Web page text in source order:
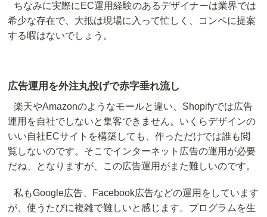
ちなみに実際にEC運用経験のあるデザイナーは業界では
希少な存在で、大抵は現場に入って忙しく、コンペに提案
する暇はないでしょう。
広告運用を外注丸投げで赤字垂れ流し
楽天やAmazonのようなモールと違い、Shopifyでは広告
運用を自社でしないと集客できません。いくらデザインの
いい自社ECサイトを構築しても、作っただけでは誰も閲
覧しないのです。そこでインターネット広告の運用が必要
だね、となりますが、この広告運用がまた難しいのです。
私もGoogle広告、Facebook広告などの運用をしています
が、使うたびに複雑で難しいと感じます。プログラムを生